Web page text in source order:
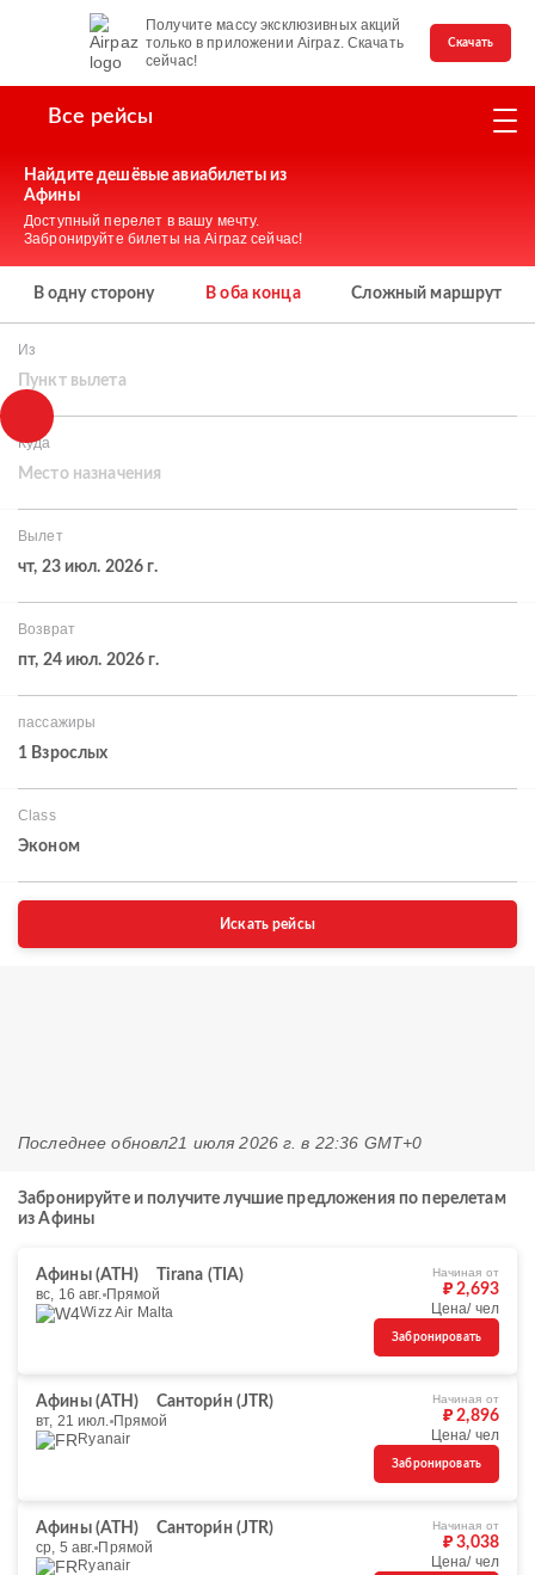
Получите массу эксклюзивных акций
только в приложении Airpaz. Скачать
сейчас!
Скачать
Все рейсы
Найдите дешёвые авиабилеты из
Афины
Доступный перелет в вашу мечту.
Забронируйте билеты на Airpaz сейчас!
В одну сторону В оба конца Сложный маршрут
Из
Пункт вылета
Куда
Место назначения
Вылет
чт, 23 июл. 2026 г.
Возврат
пт, 24 июл. 2026 г.
пассажиры
1 Взрослых
Class
Эконом
Искать рейсы
Последнее обновл21 июля 2026 г. в 22:36 GMT+0
Забронируйте и получите лучшие предложения по перелетам
из Афины
Афины (ATH)
Tirana (TIA)
вс, 16 авг. Прямой
Wizz Air Malta
Начиная от
₽ 2,693
Цена/ чел
Забронировать
Афины (ATH)
Сантори́н (JTR)
вт, 21 июл. Прямой
Ryanair
Начиная от
₽ 2,896
Цена/ чел
Забронировать
Афины (ATH)
Сантори́н (JTR)
ср, 5 авг. Прямой
Ryanair
Начиная от
₽ 3,038
Цена/ чел